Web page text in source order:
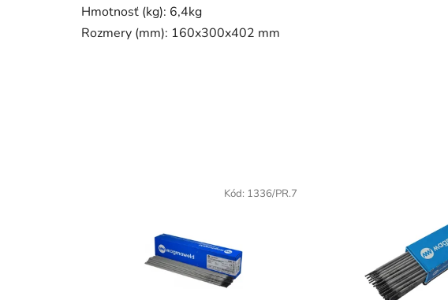
Hmotnosť (kg): 6,4kg
Rozmery (mm): 160x300x402 mm
Kód: 1336/PR.7